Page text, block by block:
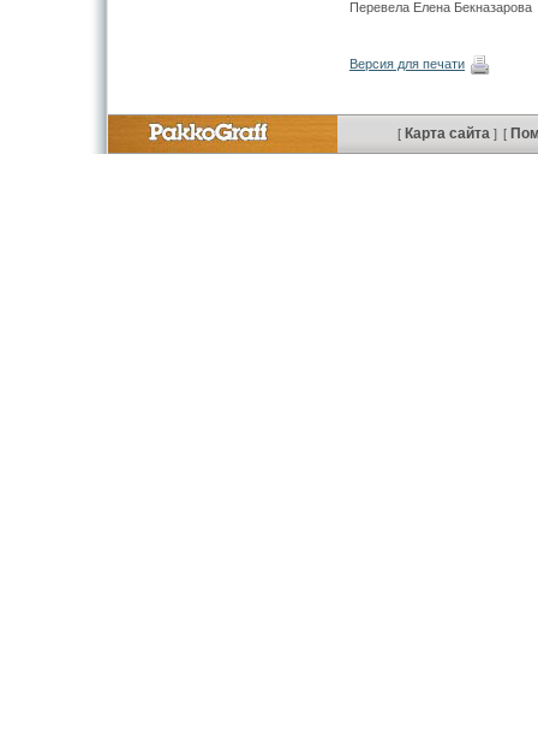
Перевела Елена Бекназарова
Версия для печати
[ Карта сайта ] [